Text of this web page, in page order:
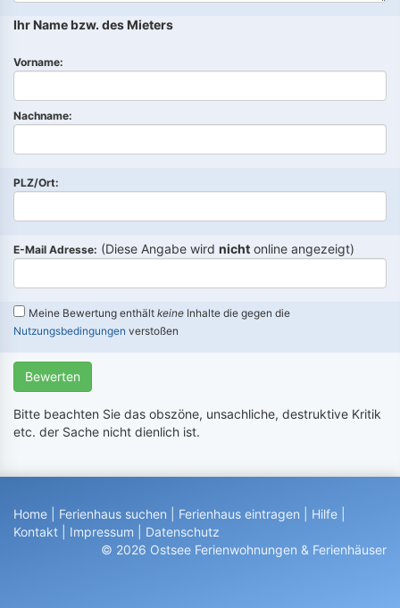
Ihr Name bzw. des Mieters
Vorname:
Nachname:
PLZ/Ort:
E-Mail Adresse: (Diese Angabe wird nicht online angezeigt)
Meine Bewertung enthält keine Inhalte die gegen die
Nutzungsbedingungen verstoßen
Bewerten
Bitte beachten Sie das obszöne, unsachliche, destruktive Kritik
etc. der Sache nicht dienlich ist.
Home Ferienhaus suchen Ferienhaus eintragen Hilfe
Kontakt
Impressum
Datenschutz
© 2026 Ostsee Ferienwohnungen & Ferienhäuser